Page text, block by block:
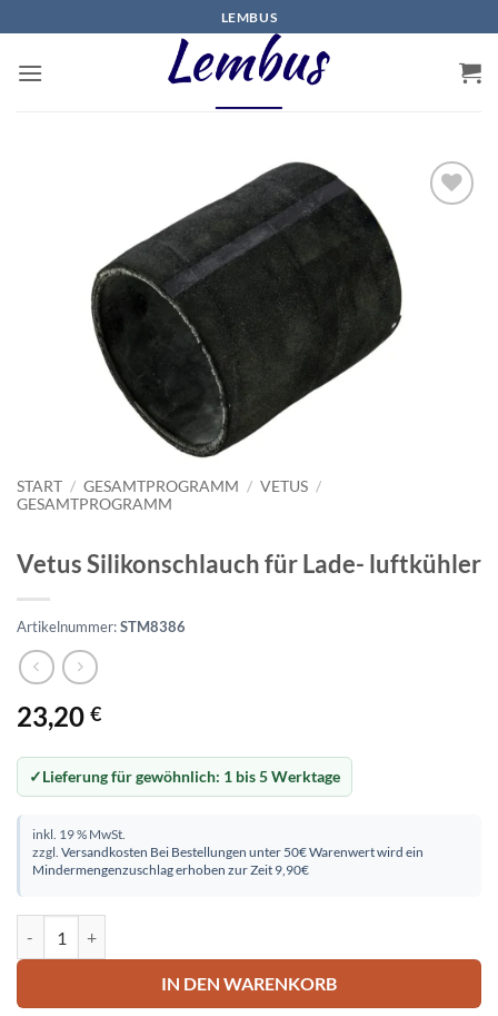
Inhalt
springen
LEMBUS
START / GESAMTPROGRAMM / VETUS /
GESAMTPROGRAMM
Vetus Silikonschlauch für Lade- luftkühler
Artikelnummer:STM8386
23,20 €
Lieferung für gewöhnlich: 1 bis 5 Werktage
inkl. 19 % MwSt.
zzgl. Versandkosten Bei Bestellungen unter 50€ Warenwert wird ein
Mindermengenzuschlag erhoben zur Zeit 9,90€
IN DEN WARENKORB